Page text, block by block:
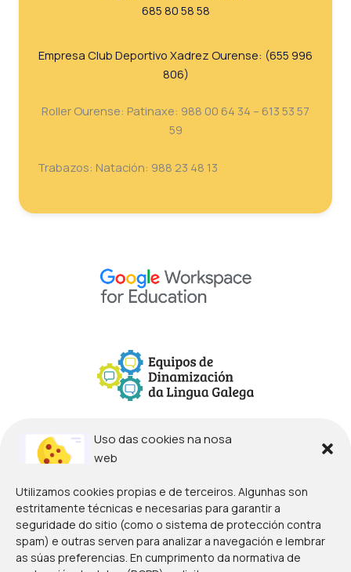
Uso das cookies na nosa
web
Utilizamos cookies propias e de terceiros. Algunhas son
estritamente técnicas e necesarias para garantir a
seguridade do sitio (como o sistema de protección contra
spam) e outras serven para analizar a navegación e lembrar
as súas preferencias. En cumprimento da normativa de
685 80 58 58
Empresa Club Deportivo Xadrez Ourense: (655 996
806)
Roller Ourense: Patinaxe: 988 00 64 34 – 613 53 57
59
Trabazos: Natación: 988 23 48 13